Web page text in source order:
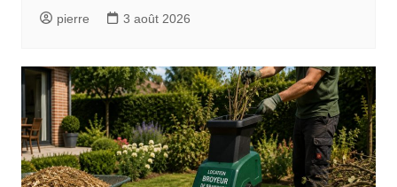
i
l
e
pierre 3 août 2026